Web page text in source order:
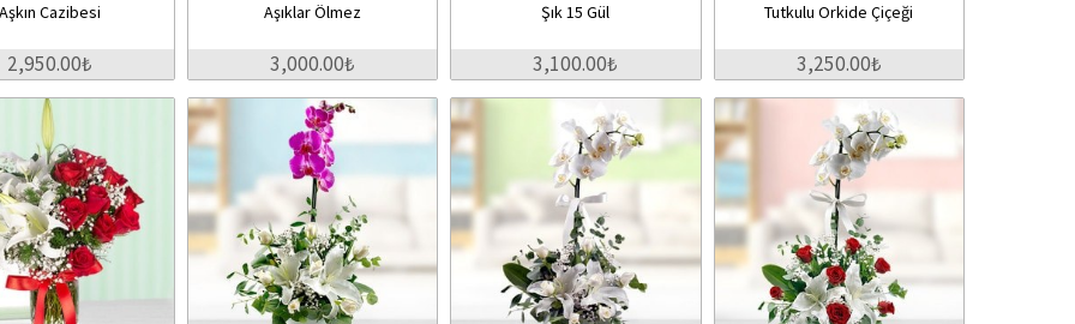
Cazibesi
2,950.00₺
Aşıklar Ölmez
3,000.00₺
Şık 15 Gül
3,100.00₺
Tutkulu Orkide Çiçeği
3,250.00₺